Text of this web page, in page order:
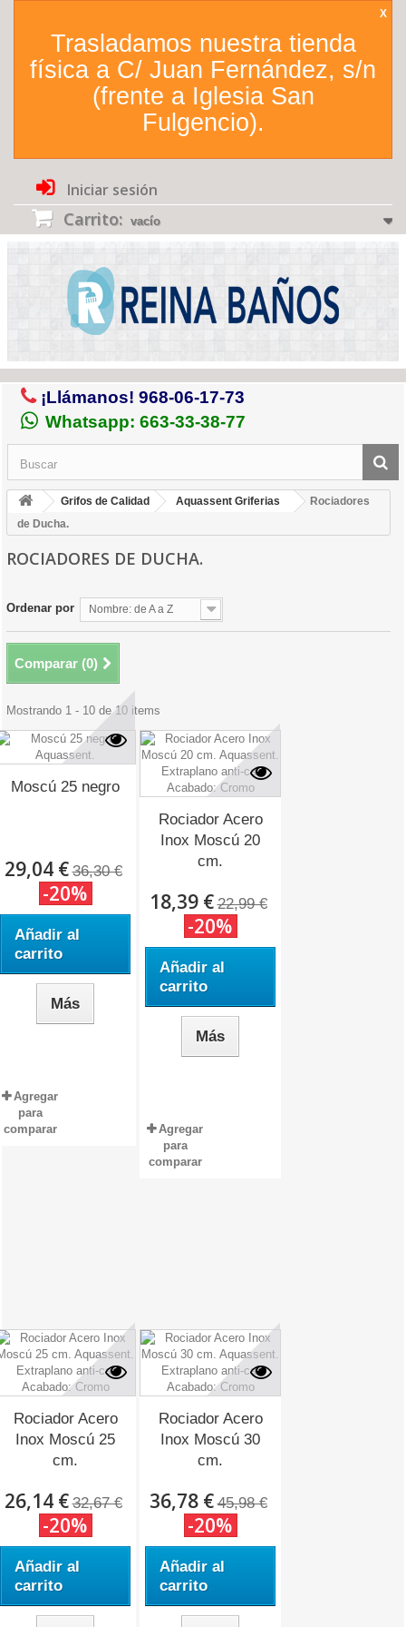
Trasladamos nuestra tienda
física a C/ Juan Fernández, s/n
(frente a Iglesia San
Fulgencio).
X
Iniciar sesión
Carrito: vacío
¡Llámanos! 968-06-17-73
Whatsapp: 663-33-38-77
Grifos de Calidad Aquassent Griferias
Rociadores
de Ducha.
ROCIADORES DE DUCHA.
Ordenar por Nombre: de A a Z
Comparar (0)
Mostrando 1 - 10 de 10 items
Moscú 25 negro
29,04 € 36,30 €
-20%
Añadir al
carrito
Más
Agregar
para
comparar
Rociador Acero
Inox Moscú 20
cm.
18,39 € 22,99 €
-20%
Añadir al
carrito
Más
Agregar
para
comparar
Rociador Acero
Inox Moscú 25
cm.
26,14 € 32,67 €
-20%
Añadir al
carrito
Rociador Acero
Inox Moscú 30
cm.
36,78 € 45,98 €
-20%
Añadir al
carrito